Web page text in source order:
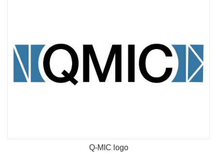
Q-MIC logo